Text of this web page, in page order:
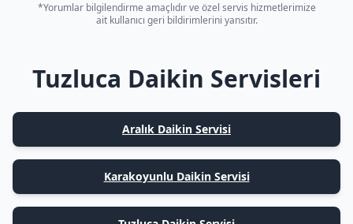
*Yorumlar bilgilendirme amaçlıdır ve özel servis hizmetlerimize
ait kullanıcı geri bildirimlerini yansıtır.
Tuzluca Daikin Servisleri
Aralık Daikin Servisi
Karakoyunlu Daikin Servisi